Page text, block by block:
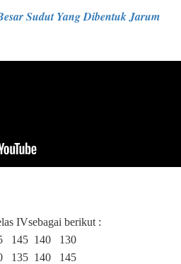
Sudut Yang Dibentuk Jarum
IVsebagai berikut :
145 140
130
135 140
145